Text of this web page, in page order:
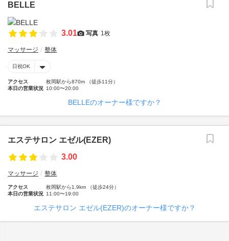
BELLE
3.01 写真 1枚
マッサージ 整体
日祝OK
アクセス
枚岡駅から870m （徒歩11分）
本日の営業状況 10:00〜20:00
BELLEのオーナー様ですか？
エステサロン エゼル(EZER)
3.00
マッサージ 整体
アクセス
枚岡駅から1.9km （徒歩24分）
本日の営業状況 11:00〜19:00
エステサロン エゼル(EZER)のオーナー様ですか？